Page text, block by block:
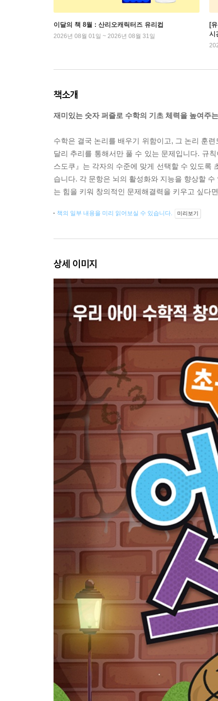
이달의 책 8월 : 산리오캐릭터즈 유리컵
2026년 08월 01일 ~ 2026년 08월 31일
[
시
책소개
재미있는 숫자 퍼즐로 수학의 기초 체력을 높여주
수학은 결국 논리를 배우기 위함이고, 그 논리 훈
달리 추리를 통해서만 풀 수 있는 문제입니다. 규
스도쿠』는 각자의 수준에 맞게 선택할 수 있도록
습니다. 각 문항은 뇌의 활성화와 지능을 향상할
는 힘을 키워 창의적인 문제해결력을 키우고 싶다
책의 일부 내용을 미리 읽어보실 수 있습니다. 미리보기
상세 이미지